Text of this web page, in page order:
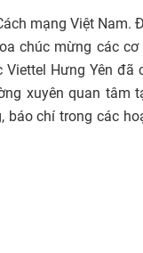
mạng Việt
chúc mừng các
Hưng Yên
xuyên quan
chí trong các